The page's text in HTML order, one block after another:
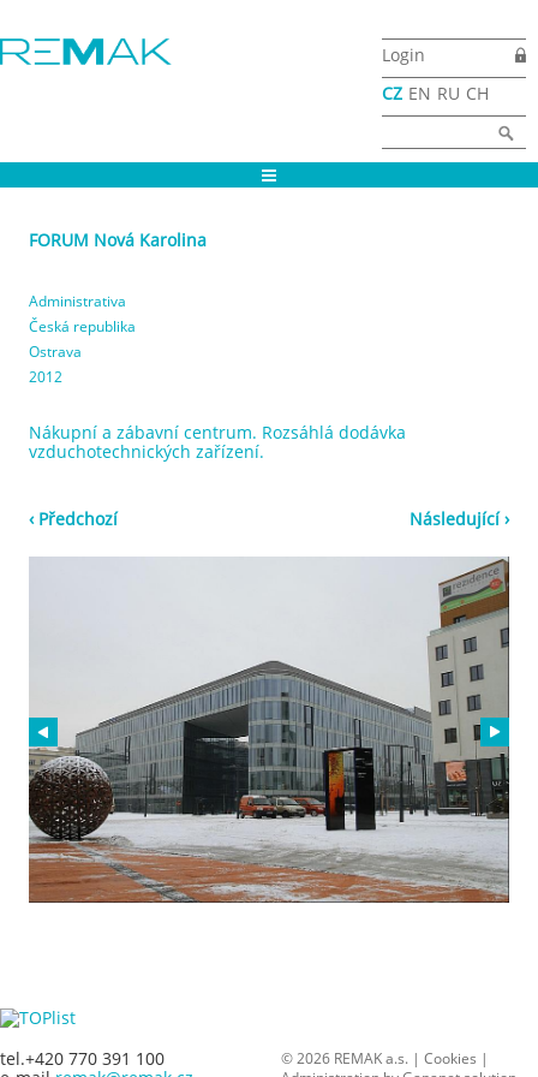
Login
CZ EN RU CH
FORUM Nová Karolina
Administrativa
Česká republika
Ostrava
2012
Nákupní a zábavní centrum. Rozsáhlá dodávka
vzduchotechnických zařízení.
‹ Předchozí Následující ›
tel.+420 770 391 100
© 2026 REMAK a.s. | Cookies |